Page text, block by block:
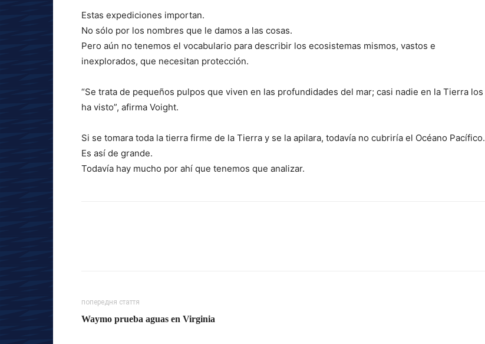
Estas expediciones importan.
No sólo por los nombres que le damos a las cosas.
Pero aún no tenemos el vocabulario para describir los ecosistemas mismos, vastos e
inexplorados, que necesitan protección.
“Se trata de pequeños pulpos que viven en las profundidades del mar; casi nadie en la Tierra los
ha visto”, afirma Voight.
Si se tomara toda la tierra firme de la Tierra y se la apilara, todavía no cubriría el Océano Pacífico.
Es así de grande.
Todavía hay mucho por ahí que tenemos que analizar.
попередня стаття
Waymo prueba aguas en Virginia